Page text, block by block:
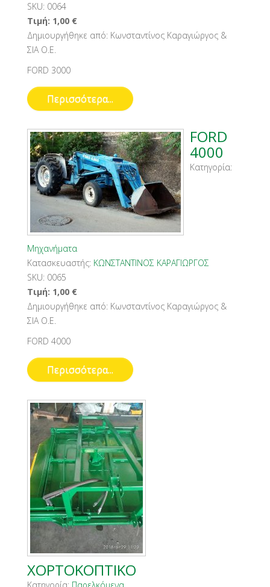
SKU: 0064
Τιμή: 1,00 €
Δημιουργήθηκε από: Κωνσταντίνος Καραγιώργος &
ΣΙΑ Ο.Ε.
FORD 3000
Περισσότερα...
FORD
4000
Κατηγορία:
Μηχανήματα
Κατασκευαστής: ΚΩΝΣΤΑΝΤΙΝΟΣ ΚΑΡΑΓΙΩΡΓΟΣ
SKU: 0065
Τιμή: 1,00 €
Δημιουργήθηκε από: Κωνσταντίνος Καραγιώργος &
ΣΙΑ Ο.Ε.
FORD 4000
Περισσότερα...
ΧΟΡΤΟΚΟΠΤΙΚΟ